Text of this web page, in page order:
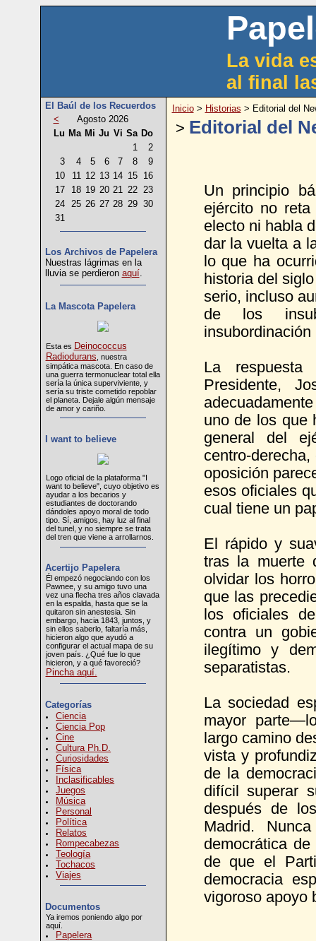
La vida
al final
El Baúl de los Recuerdos
<
Agosto 2026
Lu Ma Mi Ju Vi Sa Do
1
2
3
4 5 6 7 8
9
10
11 12 13 14 15
16
17
18 19 20 21 22 23
24
25 26 27 28 29 30
31
Los Archivos de Papelera
Nuestras lágrimas en la
lluvia se perdieron aquí.
La Mascota Papelera
Esta es Deinococcus
Radiodurans , nuestra
simpática mascota. En caso de
una guerra termonuclear total ella
sería la única superviviente, y
sería su triste cometido repoblar
el planeta. Dejale algún mensaje
de amor y cariño.
I want to believe
Logo oficial de la plataforma "I
want to believe", cuyo objetivo es
ayudar a los becarios y
estudiantes de doctorando
dándoles apoyo moral de todo
tipo. Sí, amigos, hay luz al final
del tunel, y no siempre se trata
del tren que viene a arrollarnos.
Acertijo Papelera
Él empezó negociando con los
Pawnee, y su amigo tuvo una
vez una flecha tres años clavada
en la espalda, hasta que se la
quitaron sin anestesia. Sin
embargo, hacia 1843, juntos, y
sin ellos saberlo, faltaría más,
hicieron algo que ayudó a
configurar el actual mapa de su
joven país. ¿Qué fue lo que
hicieron, y a qué favoreció?
Pincha aquí.
Categorías
Ciencia
Ciencia Pop
Cine
Cultura Ph.D.
Curiosidades
Física
Inclasificables
Juegos
Música
Personal
Política
Relatos
Rompecabezas
Teología
Tochacos
Viajes
Documentos
Ya iremos poniendo algo por
aquí.
Papelera
Inicio> Historias > Editorial del
> Editorial del
Un principio
ejército no
electo ni habla
dar la vuelta a
lo que ha
historia del
serio, incluso
de los
La respuesta
Presidente,
uno de los que
general del
centro-
oposición
esos oficiales
cual tiene un
El rápido y
tras la muerte
olvidar los
que las
los oficiales
contra un
ilegítimo y
separatistas.
La sociedad
mayor
largo camino
vista y
de la
difícil superar
después de
Madrid.
democrática
de que el
democracia
vigoroso apoyo